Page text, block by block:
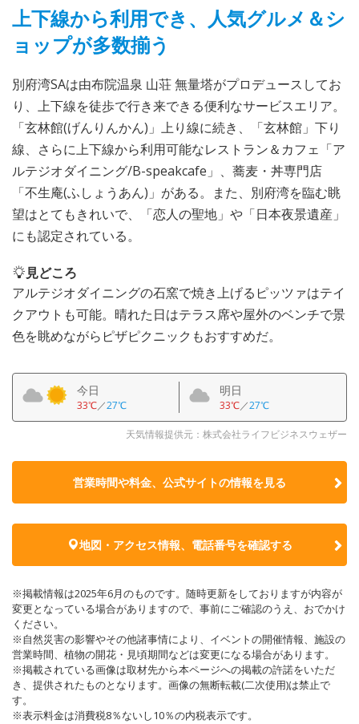
上下線から利用でき、人気グルメ＆シ
ョップが多数揃う
別府湾SAは由布院温泉 山荘 無量塔がプロデュースしてお
り、上下線を徒歩で行き来できる便利なサービスエリア。
「玄林館(げんりんかん)」上り線に続き、「玄林館」下り
線、さらに上下線から利用可能なレストラン＆カフェ「ア
ルテジオダイニング/B-speakcafe」、蕎麦・丼専門店
「不生庵(ふしょうあん)」がある。また、別府湾を臨む眺
望はとてもきれいで、「恋人の聖地」や「日本夜景遺産」
にも認定されている。
見どころ
アルテジオダイニングの石窯で焼き上げるピッツァはテイ
クアウトも可能。晴れた日はテラス席や屋外のベンチで景
色を眺めながらピザピクニックもおすすめだ。
今日
33℃／27℃
明日
33℃／27℃
天気情報提供元：株式会社ライフビジネスウェザー
営業時間や料金、公式サイトの情報を見る
地図・アクセス情報、電話番号を確認する
※掲載情報は2025年6月のものです。随時更新をしておりますが内容が
変更となっている場合がありますので、事前にご確認のうえ、おでかけ
ください。
※自然災害の影響やその他諸事情により、イベントの開催情報、施設の
営業時間、植物の開花・見頃期間などは変更になる場合があります。
※掲載されている画像は取材先から本ページへの掲載の許諾をいただ
き、提供されたものとなります。画像の無断転載(二次使用)は禁止で
す。
※表示料金は消費税8％ないし10％の内税表示です。